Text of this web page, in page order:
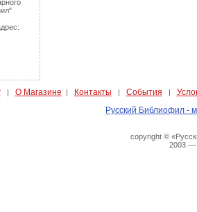
| О Магазине | Контакты | События |
Русский Библиофил -
copyright ©
2003 —